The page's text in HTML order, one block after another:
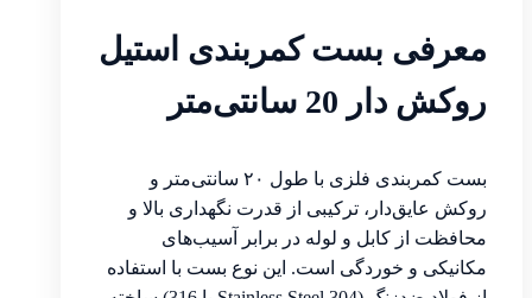
معرفی بست کمربندی استیل
روکش دار 20 سانتی‌متر
بست کمربندی فلزی با طول ۲۰ سانتی‌متر و
روکش عایق‌دار، ترکیبی از قدرت نگهداری بالا و
محافظت از کابل و لوله در برابر آسیب‌های
مکانیکی و خوردگی است. این نوع بست با استفاده